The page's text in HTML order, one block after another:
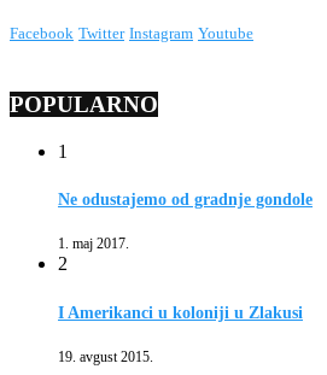
Facebook Twitter Instagram Youtube
POPULARNO
1
Ne odustajemo od gradnje gondole
1. maj 2017.
2
I Amerikanci u koloniji u Zlakusi
19. avgust 2015.